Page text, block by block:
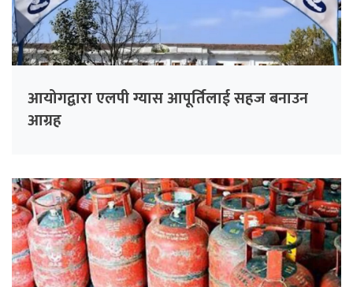
आयोगद्वारा एलपी ग्यास आपूर्तिलाई सहज बनाउन
आग्रह